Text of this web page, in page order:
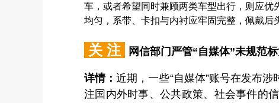
车，或者希望同时兼顾两类车型出行，则应
均匀，系带、卡扣与内衬应牢固完整，佩戴后
关 注 网信部门严管“自媒体”未规范
详情：近期，一些“自媒体”账号在发布
注国内外时事、公共政策、社会事件的